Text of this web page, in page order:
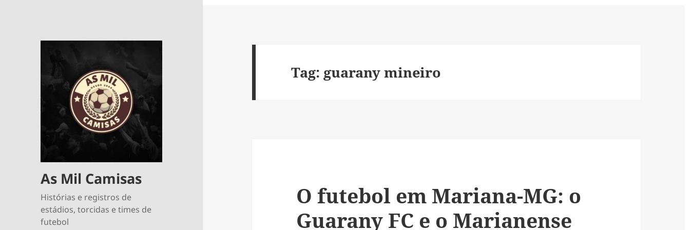
As Mil Camisas
Histórias e registros de
estádios, torcidas e times de
futebol
Tag: guarany mineiro
O futebol em Mariana-MG: o
Guarany FC e o Marianense